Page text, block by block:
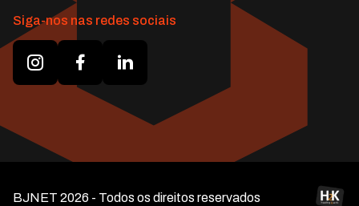
Siga-nos nas redes sociais
BJNET 2026 - Todos os direitos reservados